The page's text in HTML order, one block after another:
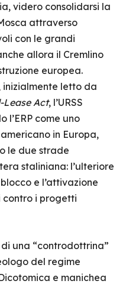
videro consolidarsi la
attraverso
con le grandi
allora il Cremlino
europea.
inizialmente letto da
Lease Act, l’URSS
l’ERP come uno
in Europa,
le due strade
staliniana: l’ulteriore
e l’attivazione
contro i progetti
una “controdottrina”
del regime
e manichea